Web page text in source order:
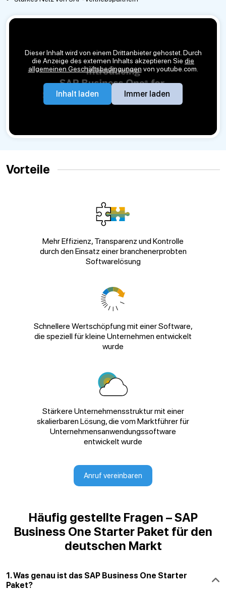
Dieser Inhalt wird von einem Drittanbieter gehostet. Durch
die Anzeige des externen Inhalts akzeptieren Sie die
allgemeinen Geschäftsbedingungen von youtube.com.
Inhalt laden Immer laden
Vorteile
Mehr Effizienz, Transparenz und Kontrolle
durch den Einsatz einer branchenerprobten
Softwarelösung
Schnellere Wertschöpfung mit einer Software,
die speziell für kleine Unternehmen entwickelt
wurde
Stärkere Unternehmensstruktur mit einer
skalierbaren Lösung, die vom Marktführer für
Unternehmensanwendungssoftware
entwickelt wurde
Anruf vereinbaren
Häufig gestellte Fragen – SAP
Business One Starter Paket für den
deutschen Markt
1. Was genau ist das SAP Business One Starter
Paket?